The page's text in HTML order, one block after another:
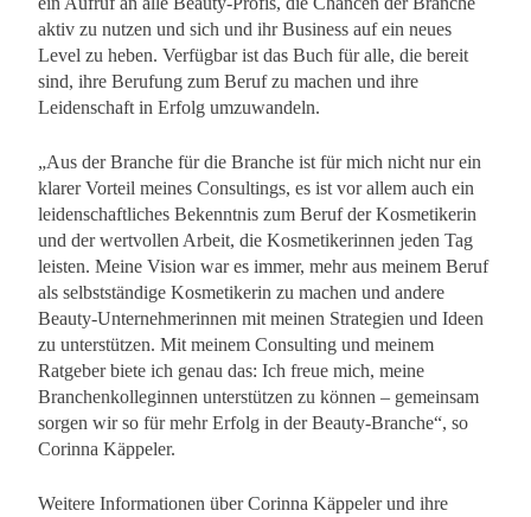
aktiv zu nutzen und sich und ihr Business auf ein neues
Level zu heben. Verfügbar ist das Buch für alle, die bereit
sind, ihre Berufung zum Beruf zu machen und ihre
Leidenschaft in Erfolg umzuwandeln.
„Aus der Branche für die Branche ist für mich nicht nur ein
klarer Vorteil meines Consultings, es ist vor allem auch ein
leidenschaftliches Bekenntnis zum Beruf der Kosmetikerin
und der wertvollen Arbeit, die Kosmetikerinnen jeden Tag
leisten. Meine Vision war es immer, mehr aus meinem Beruf
als selbstständige Kosmetikerin zu machen und andere
Beauty-Unternehmerinnen mit meinen Strategien und Ideen
zu unterstützen. Mit meinem Consulting und meinem
Ratgeber biete ich genau das: Ich freue mich, meine
Branchenkolleginnen unterstützen zu können – gemeinsam
sorgen wir so für mehr Erfolg in der Beauty-Branche“, so
Corinna Käppeler.
Weitere Informationen über Corinna Käppeler und ihre